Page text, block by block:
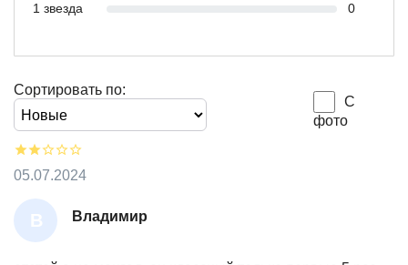
1 звезда
0
Сортировать по:
С
фото
В
Л
Владимир
05.07.2024